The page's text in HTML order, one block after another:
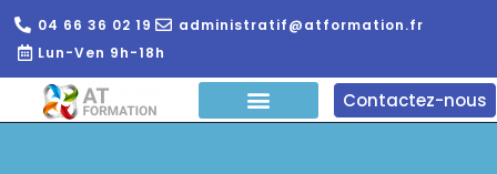
04 66 36 02 19
administratif@atformation.fr
Lun-Ven 9h-18h
Contactez-nous